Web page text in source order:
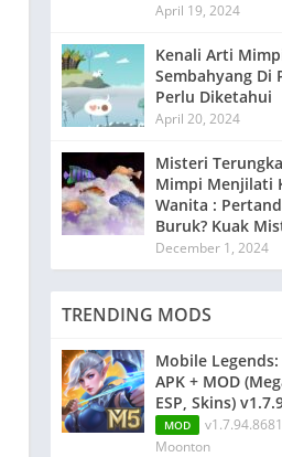
April 19, 2024
Kenali Arti
Sembahyang Di
Perlu Diketahui
April 20, 2024
Misteri
Mimpi Menjilati
Wanita :
Buruk? Kuak
December 1, 2024
TRENDING MODS
Mobile Legends:
APK + MOD
ESP, Skins)
MOD
v1.7.94.8681
Moonton